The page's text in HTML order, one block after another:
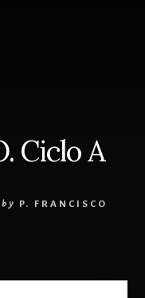
Ciclo A
by
P. FRANCISCO